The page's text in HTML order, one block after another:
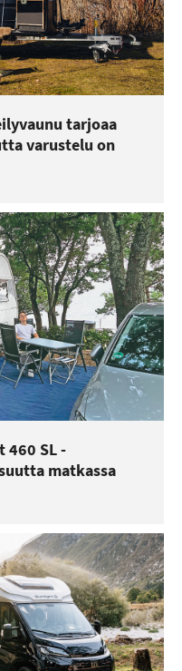
tarjoaa
varustelu on
460 SL -
matkassa